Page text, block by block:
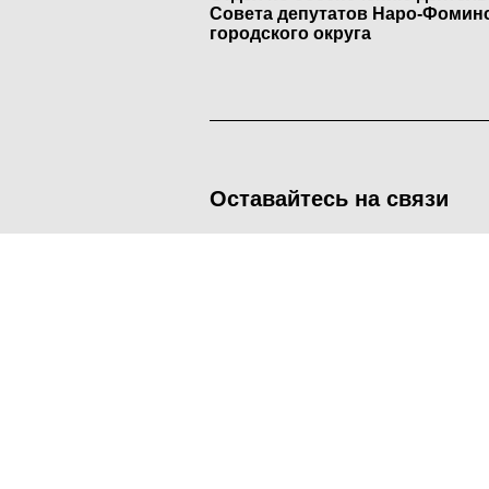
Совета депутатов Наро-
городского округа
Оставайтесь на связи